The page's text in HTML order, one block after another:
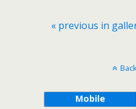
« previous in
Mobile